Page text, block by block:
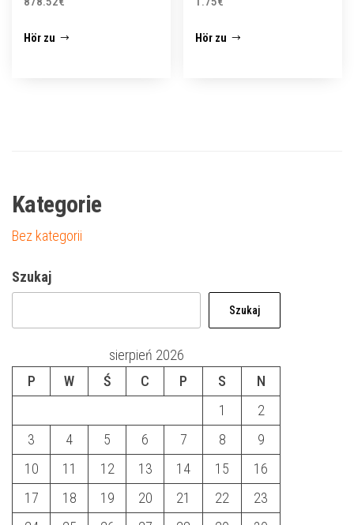
Hör zu Hör zu
Kategorie
Bez kategorii
Szukaj
Szukaj
sierpień 2026
P
W Ś C P S
N
1
2
3
4 5 6 7 8
9
10
11 12 13 14 15
16
17
18 19 20 21 22
23